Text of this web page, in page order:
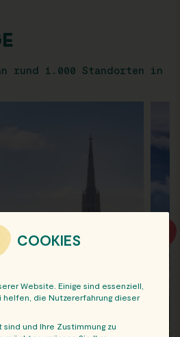
rund 1.000 Standorten in
COOKIES
Website. Einige sind essenziell,
helfen, die Nutzererfahrung dieser
sind und Ihre Zustimmung zu